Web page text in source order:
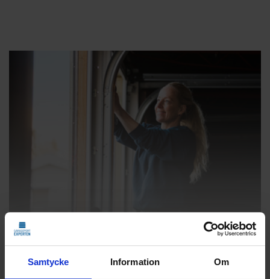
Samtycke Information Om
ATT VARA MONTÖR